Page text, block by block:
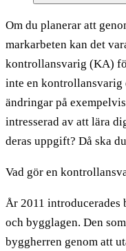
Om du planerar att
markarbeten kan det
kontrollansvarig (KA)
inte en kontrollansvarig
ändringar på
intresserad av att lära
deras uppgift? Då ska
Vad gör en
År 2011 introducerades
och bygglagen. Den
byggherren genom att